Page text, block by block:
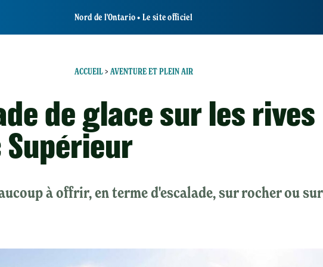
Nord de l'Ontario • Le site officiel
ACCUEIL> AVENTURE ET PLEIN AIR
de glace sur les rives
Supérieur
à offrir, en terme d'escalade, sur rocher ou sur